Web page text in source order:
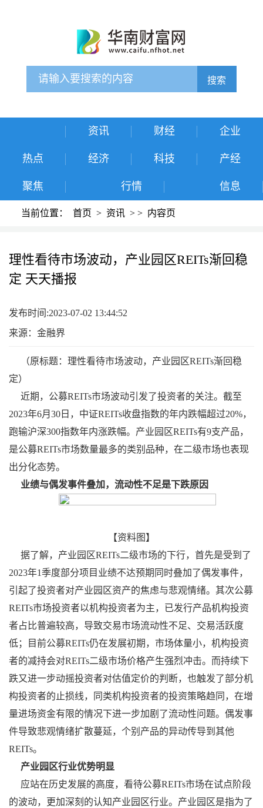
搜索
资讯 财经 企业
热点 经济 科技 产经
聚焦 行情 信息
当前位置： 首页 > 资讯 > > 内容页
理性看待市场波动，产业园区REITs渐回稳
定 天天播报
发布时间:2023-07-02 13:44:52
来源：金融界
（原标题：理性看待市场波动，产业园区REITs渐回稳
定）
近期，公募REITs市场波动引发了投资者的关注。截至
2023年6月30日，中证REITs收盘指数的年内跌幅超过20%，
跑输沪深300指数年内涨跌幅。产业园区REITs有9支产品，
是公募REITs市场数量最多的类别品种，在二级市场也表现
出分化态势。
业绩与偶发事件叠加，流动性不足是下跌原因
【资料图】
据了解，产业园区REITs二级市场的下行，首先是受到了
2023年1季度部分项目业绩不达预期同时叠加了偶发事件，
引起了投资者对产业园区资产的焦虑与悲观情绪。其次公募
REITs市场投资者以机构投资者为主，已发行产品机构投资
者占比普遍较高，导致交易市场流动性不足、交易活跃度
低；目前公募REITs仍在发展初期，市场体量小，机构投资
者的减持会对REITs二级市场价格产生强烈冲击。而持续下
跌又进一步动摇投资者对估值定价的判断，也触发了部分机
构投资者的止损线，同类机构投资者的投资策略趋同，在增
量进场资金有限的情况下进一步加剧了流动性问题。偶发事
件导致悲观情绪扩散蔓延，个别产品的异动传导到其他
REITs。
产业园区行业优势明显
应站在历史发展的高度，看待公募REITs市场在试点阶段
的波动，更加深刻的认知产业园区行业。产业园区是指为了